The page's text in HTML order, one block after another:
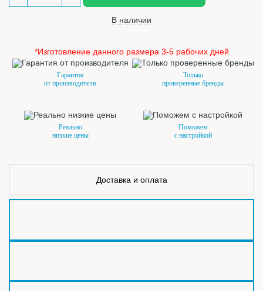
В наличии
*Изготовление данного размера 3-5 рабочих дней
Гарантия
от производителя
Только
проверенные бренды
Реально
низкие цены
Поможем
с настройкой
Доставка и оплата